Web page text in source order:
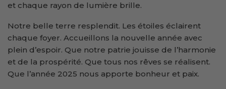
et chaque rayon de lumière brille.
Notre belle terre resplendit. Les étoiles éclairent
chaque foyer. Accueillons la nouvelle année avec
plein d’espoir. Que notre patrie jouisse de l’harmonie
et de la prospérité. Que tous nos rêves se réalisent.
Que l’année 2025 nous apporte bonheur et paix.